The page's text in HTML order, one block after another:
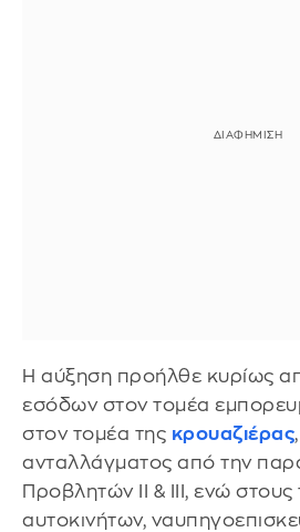
Η αύξηση προήλθε κυρίως
εσόδων στον τομέα
στον τομέα της κρουαζιέρας
ανταλλάγματος από την
Προβλητών ΙΙ & ΙΙΙ, ενώ στους
αυτοκινήτων,